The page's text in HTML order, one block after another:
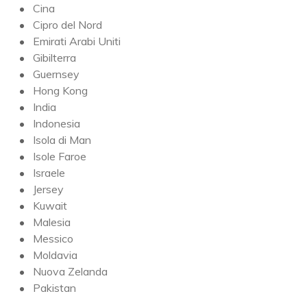
Cina
Cipro del Nord
Emirati Arabi Uniti
Gibilterra
Guernsey
Hong Kong
India
Indonesia
Isola di Man
Isole Faroe
Israele
Jersey
Kuwait
Malesia
Messico
Moldavia
Nuova Zelanda
Pakistan